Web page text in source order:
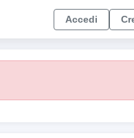
Accedi